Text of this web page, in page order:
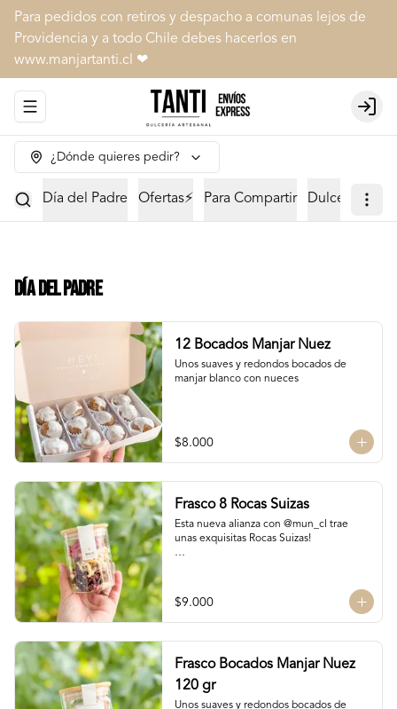
Para pedidos con retiros y despacho a comunas lejos de
Providencia y a todo Chile debes hacerlos en
www.manjartanti.cl ❤
Abrir menu de navegación Login
¿Dónde quieres pedir?
Día del Padre Ofertas⚡ Para Compartir Dulcería
Día del Padre
12 Bocados Manjar Nuez
Unos suaves y redondos bocados de
manjar blanco con nueces
$8.000
Frasco 8 Rocas Suizas
Esta nueva alianza con @mun_cl trae
unas exquisitas Rocas Suizas!
chocolate
4 tipos de chocolate
Chocolate de leche
Chocolate Blanco
Chocolate de Frambuesa
$9.000
Frasco Bocados Manjar Nuez
120 gr
Unos suaves y redondos bocados de